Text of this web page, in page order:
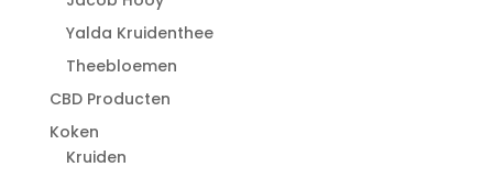
Yalda Kruidenthee
Theebloemen
CBD Producten
Koken
Kruiden